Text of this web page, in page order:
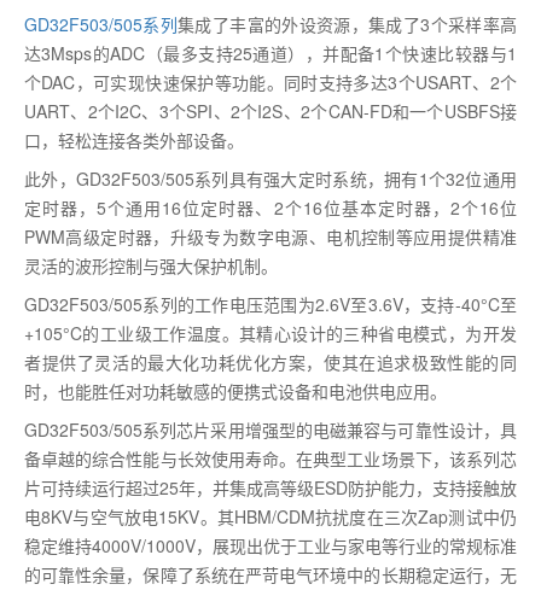
GD32F503/505系列集成了丰富的外设资源，集成了3个采样率高
达3Msps的ADC（最多支持25通道），并配备1个快速比较器与1
个DAC，可实现快速保护等功能。同时支持多达3个USART、2个
UART、2个I2C、3个SPI、2个I2S、2个CAN-FD和一个USBFS接
口，轻松连接各类外部设备。
此外，GD32F503/505系列具有强大定时系统，拥有1个32位通用
定时器，5个通用16位定时器、2个16位基本定时器，2个16位
PWM高级定时器，升级专为数字电源、电机控制等应用提供精准
灵活的波形控制与强大保护机制。
GD32F503/505系列的工作电压范围为2.6V至3.6V，支持-40°C至
+105°C的工业级工作温度。其精心设计的三种省电模式，为开发
者提供了灵活的最大化功耗优化方案，使其在追求极致性能的同
时，也能胜任对功耗敏感的便携式设备和电池供电应用。
GD32F503/505系列芯片采用增强型的电磁兼容与可靠性设计，具
备卓越的综合性能与长效使用寿命。在典型工业场景下，该系列芯
片可持续运行超过25年，并集成高等级ESD防护能力，支持接触放
电8KV与空气放电15KV。其HBM/CDM抗扰度在三次Zap测试中仍
稳定维持4000V/1000V，展现出优于工业与家电等行业的常规标准
的可靠性余量，保障了系统在严苛电气环境中的长期稳定运行，无